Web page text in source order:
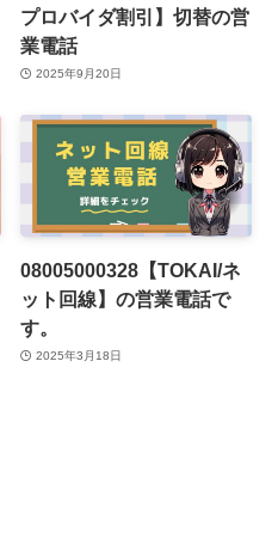
プロバイダ割引】切替の営
業電話
2025年9月20日
08005000328【TOKAI/ネ
ット回線】の営業電話で
す。
2025年3月18日